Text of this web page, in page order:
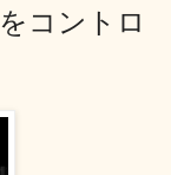
コントロ